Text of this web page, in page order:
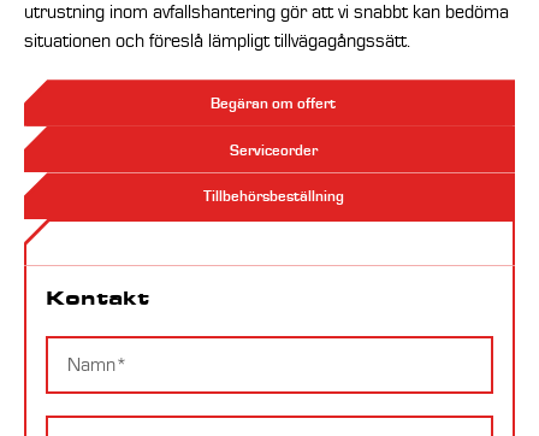
utrustning inom avfallshantering gör att vi snabbt kan bedöma
situationen och föreslå lämpligt tillvägagångssätt.
Begäran om offert
Serviceorder
Tillbehörsbeställning
Kontakt
Namn
Företag